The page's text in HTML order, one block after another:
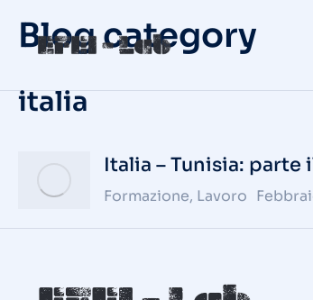
Blog category
italia
Italia – Tunisia:
Formazione, Lavoro